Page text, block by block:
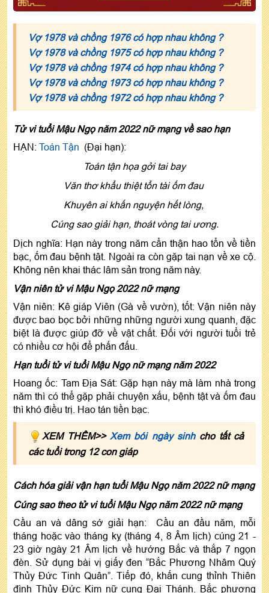
Vợ 1978 và chồng 1976 có hợp nhau không ?
Vợ 1978 và chồng 1975 có hợp nhau không ?
Vợ 1978 và chồng 1974 có hợp nhau không ?
Vợ 1978 và chồng 1973 có hợp nhau không ?
Vợ 1978 và chồng 1972 có hợp nhau không ?
Tử vi tuổi Mậu Ngọ năm 2022 nữ mạng về sao hạn
HẠN: Toán Tận (Đại hạn):
Toán tận họa gởi tai bay
Văn thơ khẩu thiệt tổn tài ốm đau
Khuyên ai khấn nguyện hết lòng,
Cúng sao giải hạn, thoát vòng tai ương.
Dịch nghĩa: Hạn này trong năm cẩn thận hao tổn về tiền
bạc, ốm đau bệnh tật. Ngoài ra còn gặp tai nạn về xe cộ.
Không nên khai thác lâm sản trong năm này.
Vận niên tử vi Mậu Ngọ 2022 nữ mạng
Vận niên: Kê giáp Viên (Gà về vườn), tốt: Vận niên này
được bao bọc bởi những những người xung quanh, đặc
biệt là được giúp đỡ về vật chất. Đối với người tuổi trẻ
có nhiều cơ hội để phấn đấu.
Hạn tuổi tử vi tuổi Mậu Ngọ nữ mạng năm 2022
Hoang ốc: Tam Địa Sát: Gặp hạn này mà làm nhà trong
năm thì có thể gặp phải chuyện xấu, bệnh tật và ốm đau
thì khó điều trị. Hao tán tiền bạc.
XEM THÊM>> Xem bói ngày sinhcho tất cả
các tuổi trong 12 con giáp
Cách hóa giải vận hạn tuổi Mậu Ngọ năm 2022 nữ mạng
Cúng sao theo tử vi tuổi Mậu Ngọ năm 2022 nữ mạng
Cầu an và dâng sớ giải hạn: Cầu an đầu năm, mỗi
tháng hoặc vào tháng kỵ (tháng 4, 8 Âm lịch) cúng 21 -
23 giờ ngày 21 Âm lịch về hướng Bắc và thắp 7 ngọn
đèn. Sử dụng bài vị giấy đen “Bắc Phương Nhâm Quý
Thủy Đức Tinh Quân”. Tiếp đó, khấn cung thỉnh Thiên
đình Thủy Đức Kim nữ cung Đại Thánh. Bắc phương